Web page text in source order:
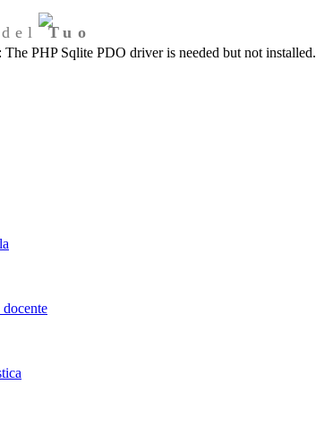
PHP Sqlite PDO driver is needed but not installed.
delTuo
docente